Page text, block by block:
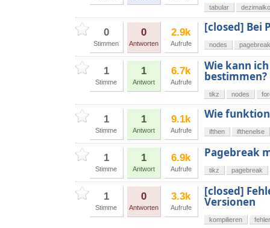
tabular
0
Stimmen
0
Antworten
2.9k
Aufrufe
[closed] Bei
nodes pagebreak
1
Stimme
1
Antwort
6.7k
Aufrufe
Wie kann
bestimmen?
tikz nodes
1
Stimme
1
Antwort
9.1k
Aufrufe
Wie
ifthen ifthenelse
1
Stimme
1
Antwort
6.9k
Aufrufe
Pagebreak
tikz pagebreak
1
Stimme
0
Antworten
3.3k
Aufrufe
[closed]
Versionen
kompilieren